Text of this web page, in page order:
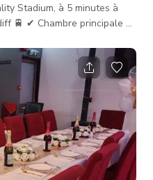
🛏️
jacuzzi extérieur 🌿🛁
avoir exploré les
et la vie nocturne de Cardiff